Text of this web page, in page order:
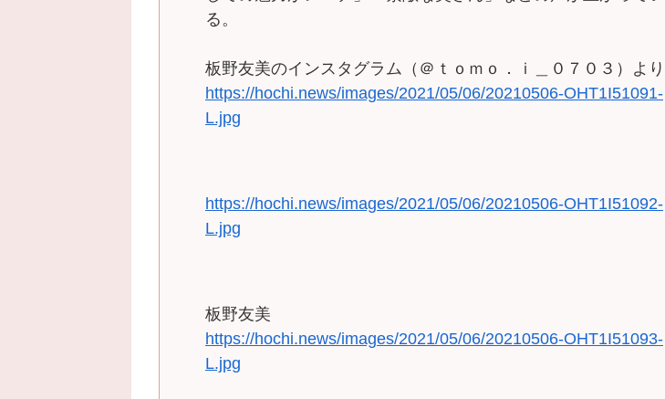
る。
板野友美のインスタグラム（＠ｔｏｍｏ．ｉ＿０７０３）より
https://hochi.news/images/2021/05/06/20210506-OHT1I51091-
L.jpg
https://hochi.news/images/2021/05/06/20210506-OHT1I51092-
L.jpg
板野友美
https://hochi.news/images/2021/05/06/20210506-OHT1I51093-
L.jpg